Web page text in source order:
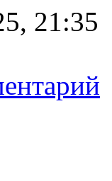
21:35